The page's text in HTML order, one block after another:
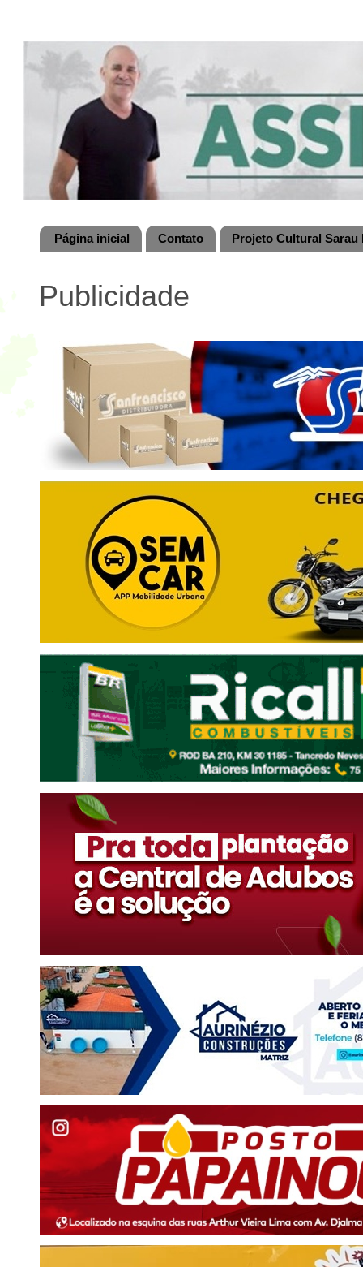
Página inicial Contato Projeto Cultural
Publicidade